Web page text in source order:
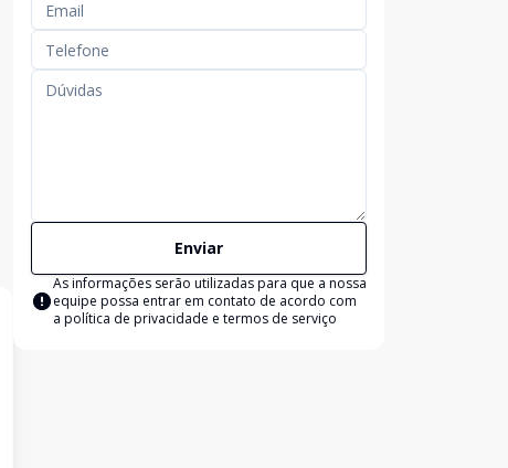
Enviar
As informações serão utilizadas para que a nossa
equipe possa entrar em contato de acordo com
a política de privacidade e termos de serviço